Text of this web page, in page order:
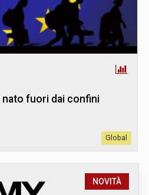
nato fuori dai confini
Global
NOVITÀ